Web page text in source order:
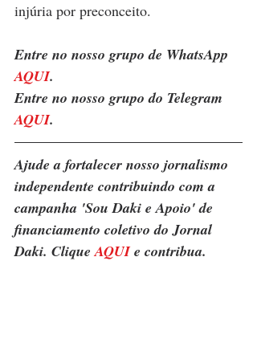
injúria por preconceito.
Entre no nosso grupo de WhatsApp
AQUI.
Entre no nosso grupo do Telegram
AQUI.
Ajude a fortalecer nosso jornalismo
independente contribuindo com a
campanha 'Sou Daki e Apoio' de
financiamento coletivo do Jornal
Daki. Clique AQUI e contribua.